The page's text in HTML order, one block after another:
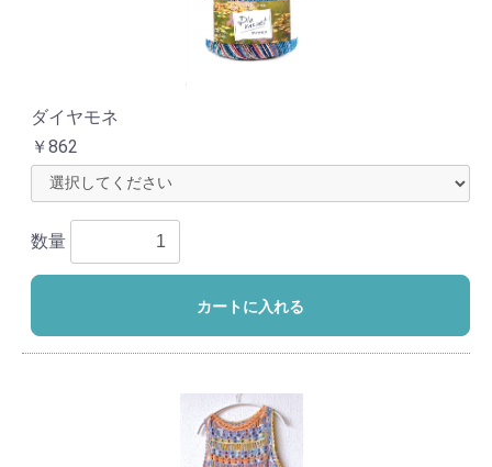
ダイヤモネ
￥862
数量
カートに入れる